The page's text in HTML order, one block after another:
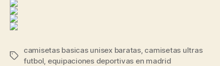
Etiquetas
camisetas basicas unisex baratas, camisetas ultras
futbol, equipaciones deportivas en madrid